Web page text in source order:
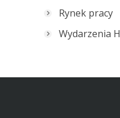
Rynek pracy
Wydarzenia